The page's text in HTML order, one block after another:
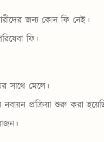
জন্য কোন ফি নেই।
ফি।
সাথে মেলে।
প্রক্রিয়া শুরু করা